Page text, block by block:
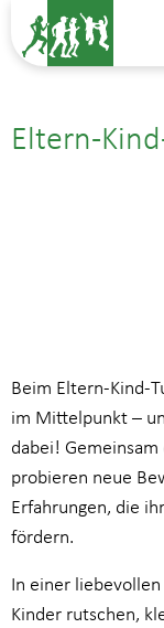
Eltern-
Beim Eltern-Kind-
im Mittelpunkt –
dabei!
probieren neue
Erfahrungen, die
fördern.
In einer
Kinder rutschen,